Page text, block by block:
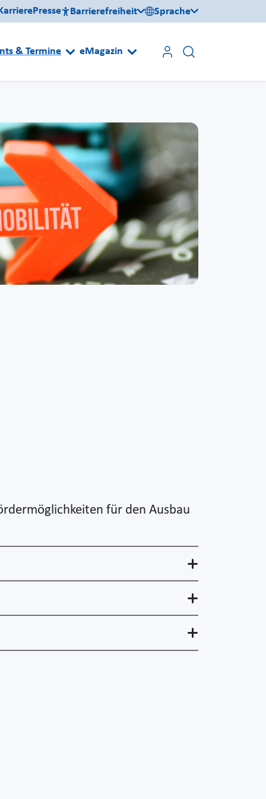
Presse Barrierefreiheit Sprache
& Termine eMagazin
für den Ausbau